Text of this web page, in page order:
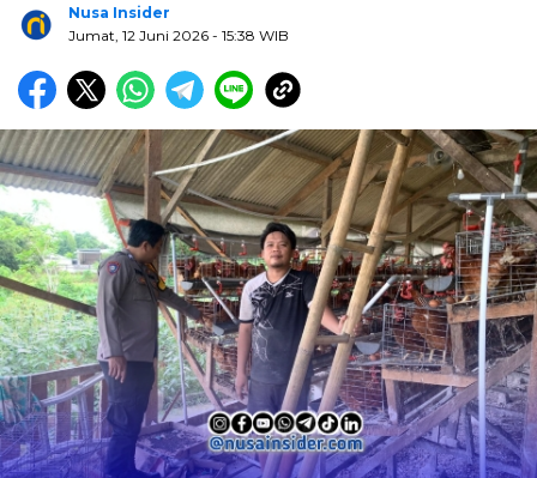
Nusa Insider
Jumat, 12 Juni 2026 - 15:38 WIB